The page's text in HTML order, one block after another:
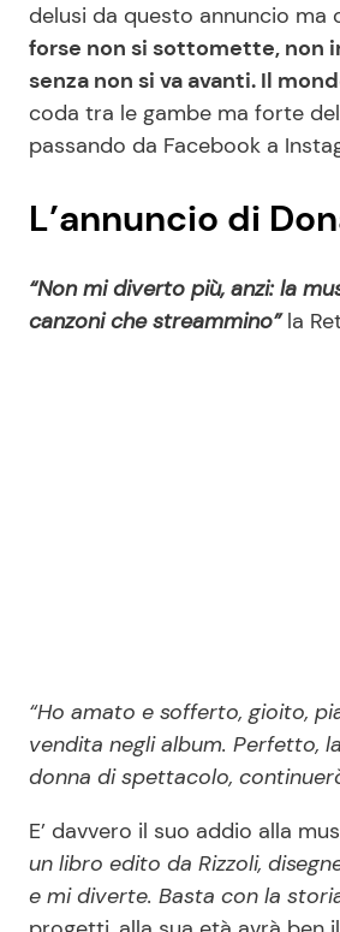
delusi da questo annuncio
forse non si sottomette, non
senza non si va avanti. Il
coda tra le gambe ma forte
passando da Facebook a
L’annuncio di
“Non mi diverto più, anzi: la
canzoni che streammino”la
“Ho amato e sofferto, gioito,
vendita negli album. Perfetto,
donna di spettacolo,
E’ davvero il suo addio alla
un libro edito da Rizzoli,
e mi diverte. Basta con la